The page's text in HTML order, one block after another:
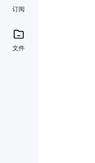
订阅
文件